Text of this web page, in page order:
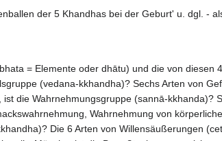
der 5 Khandhas bei der Geburt' u. dgl. -
= Elemente oder dhātu) und die von diesen
(vedana-kkhandha)? Sechs Arten von
die Wahrnehmungsgruppe (sannā-kkhanda)?
Wahrnehmung von
Die 6 Arten von Willensäußerungen